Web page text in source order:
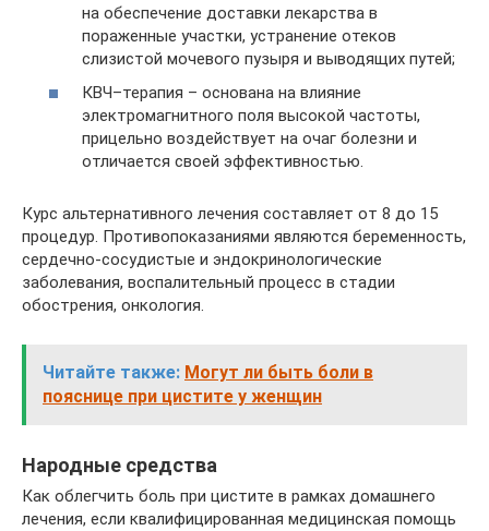
на обеспечение доставки лекарства в
пораженные участки, устранение отеков
слизистой мочевого пузыря и выводящих путей;
КВЧ–терапия – основана на влияние
электромагнитного поля высокой частоты,
прицельно воздействует на очаг болезни и
отличается своей эффективностью.
Курс альтернативного лечения составляет от 8 до 15
процедур. Противопоказаниями являются беременность,
сердечно-сосудистые и эндокринологические
заболевания, воспалительный процесс в стадии
обострения, онкология.
Читайте также: Могут ли быть боли в
пояснице при цистите у женщин
Народные средства
Как облегчить боль при цистите в рамках домашнего
лечения, если квалифицированная медицинская помощь